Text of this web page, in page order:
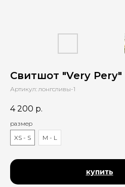
Свитшот "Very Pery"
Артикул:лонгсливы-1
4 200 р.
размер
XS - S
M - L
купить